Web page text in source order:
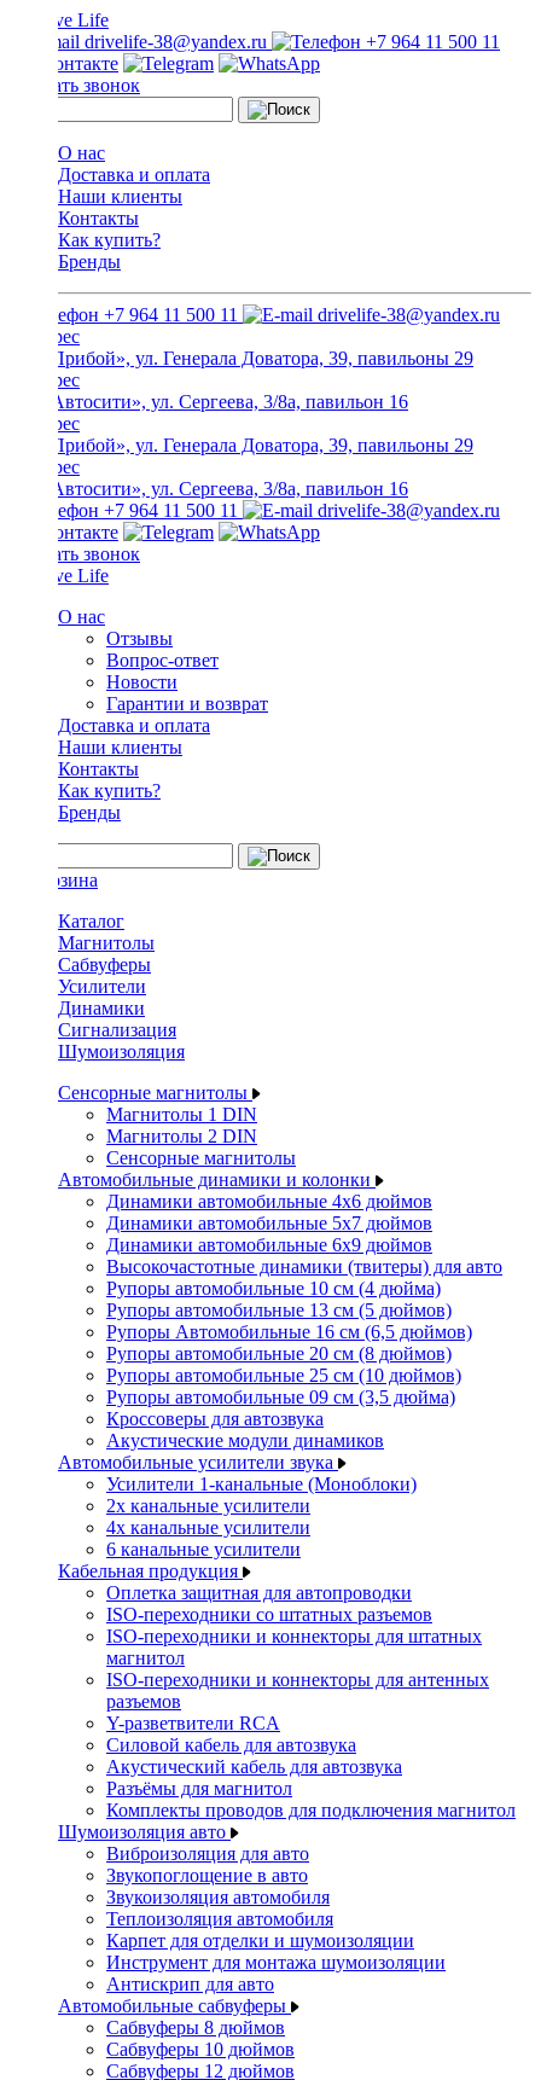
drivelife-38@yandex.ru +7 964 11 500 11
Заказать звонок
О нас
Доставка и оплата
Наши клиенты
Контакты
Как купить?
Бренды
+7 964 11 500 11 drivelife-38@yandex.ru
ТЦ «Прибой», ул. Генерала Доватора, 39, павильоны 29
ТЦ «Автосити», ул. Сергеева, 3/8а, павильон 16
ТЦ «Прибой», ул. Генерала Доватора, 39, павильоны 29
ТЦ «Автосити», ул. Сергеева, 3/8а, павильон 16
+7 964 11 500 11
drivelife-38@yandex.ru
Заказать звонок
О нас
Отзывы
Вопрос-ответ
Новости
Гарантии и возврат
Доставка и оплата
Наши клиенты
Контакты
Как купить?
Бренды
Каталог
Магнитолы
Сабвуферы
Усилители
Динамики
Сигнализация
Шумоизоляция
Сенсорные магнитолы
Магнитолы 1 DIN
Магнитолы 2 DIN
Сенсорные магнитолы
Автомобильные динамики и колонки
Динамики автомобильные 4x6 дюймов
Динамики автомобильные 5x7 дюймов
Динамики автомобильные 6x9 дюймов
Высокочастотные динамики (твитеры) для авто
Рупоры автомобильные 10 см (4 дюйма)
Рупоры автомобильные 13 см (5 дюймов)
Рупоры Автомобильные 16 см (6,5 дюймов)
Рупоры автомобильные 20 см (8 дюймов)
Рупоры автомобильные 25 см (10 дюймов)
Рупоры автомобильные 09 см (3,5 дюйма)
Кроссоверы для автозвука
Акустические модули динамиков
Автомобильные усилители звука
Усилители 1-канальные (Моноблоки)
2х канальные усилители
4х канальные усилители
6 канальные усилители
Кабельная продукция
Оплетка защитная для автопроводки
ISO-переходники со штатных разъемов
ISO-переходники и коннекторы для штатных
магнитол
ISO-переходники и коннекторы для антенных
разъемов
Y-разветвители RCA
Силовой кабель для автозвука
Акустический кабель для автозвука
Разъёмы для магнитол
Комплекты проводов для подключения магнитол
Шумоизоляция авто
Виброизоляция для авто
Звукопоглощение в авто
Звукоизоляция автомобиля
Теплоизоляция автомобиля
Карпет для отделки и шумоизоляции
Инструмент для монтажа шумоизоляции
Антискрип для авто
Автомобильные сабвуферы
Сабвуферы 8 дюймов
Сабвуферы 10 дюймов
Сабвуферы 12 дюймов